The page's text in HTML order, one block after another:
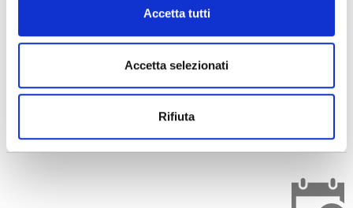
Accetta tutti
Accetta selezionati
Rifiuta
Seleziona e filtra per: